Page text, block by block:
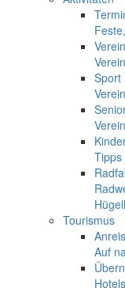
Sport
Tipps
Tourismus
Auf